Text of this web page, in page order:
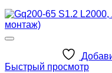
Быстрый просмотр